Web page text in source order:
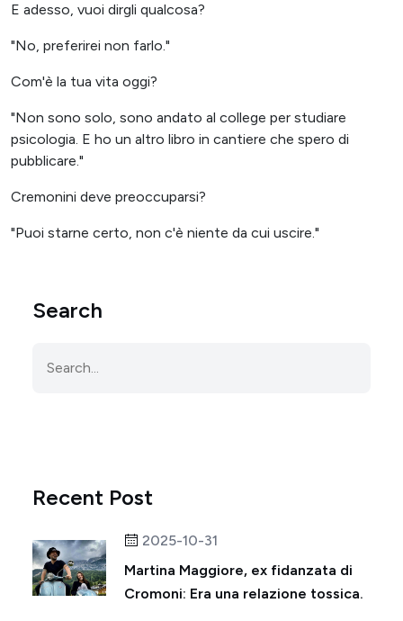
E adesso, vuoi dirgli qualcosa?
"No, preferirei non farlo."
Com'è la tua vita oggi?
"Non sono solo, sono andato al college per studiare
psicologia. E ho un altro libro in cantiere che spero di
pubblicare."
Cremonini deve preoccuparsi?
"Puoi starne certo, non c'è niente da cui uscire."
Search
Recent Post
2025-10-31
Martina Maggiore, ex fidanzata di
Cromoni: Era una relazione tossica.